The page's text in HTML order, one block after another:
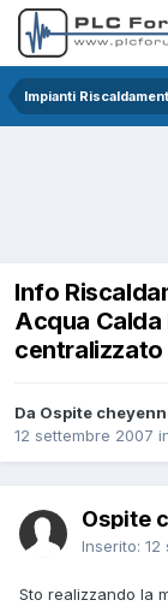
Impianti
Info
Acqua Calda
centralizzato
Da Ospite
12 settembre 2007
Ospite
Inserito: 12
Sto realizzando la